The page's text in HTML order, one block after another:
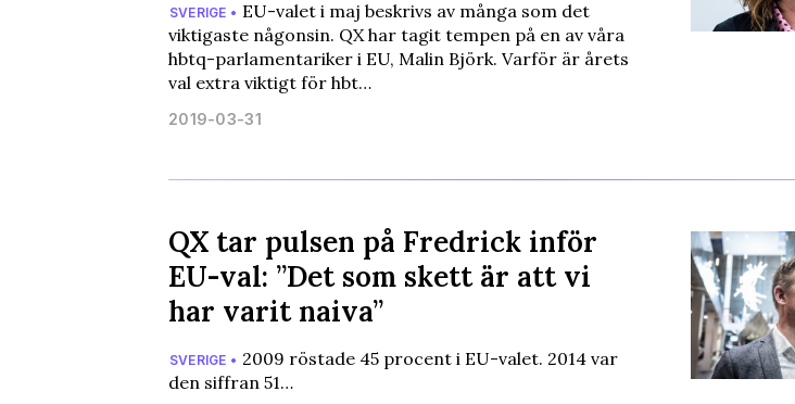
SVERIGE • EU-valet i maj beskrivs av många som det
viktigaste någonsin. QX har tagit tempen på en av våra
hbtq-parlamentariker i EU, Malin Björk. Varför är årets
val extra viktigt för hbt…
2019-03-31
QX tar pulsen på Fredrick inför
EU-val: ”Det som skett är att vi
har varit naiva”
SVERIGE • 2009 röstade 45 procent i EU-valet. 2014 var
den siffran 51…